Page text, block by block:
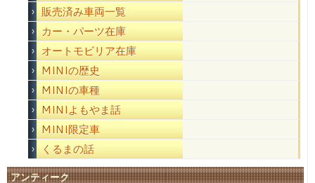
販売済み車両一覧
カー・パーツ在庫
オートモビリア在庫
MINIの歴史
MINIの車種
MINIよもやま話
MINI限定車
くるまの話
アンティーク